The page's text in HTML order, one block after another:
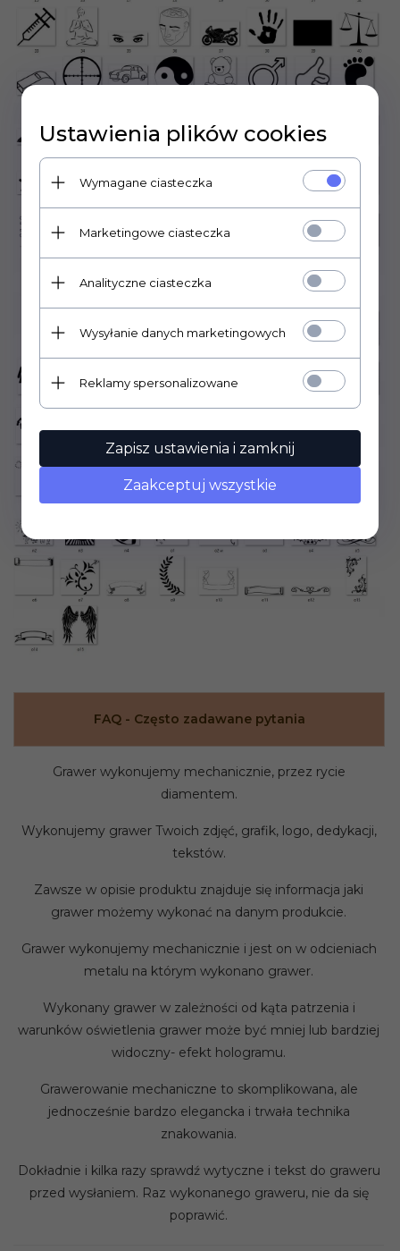
FAQ - Często zadawane pytania
Grawer wykonujemy mechanicznie, przez rycie
diamentem.
Wykonujemy grawer Twoich zdjęć, grafik, logo, dedykacji,
tekstów.
Zawsze w opisie produktu znajduje się informacja jaki
grawer możemy wykonać na danym produkcie.
Grawer wykonujemy mechanicznie i jest on w odcieniach
metalu na którym wykonano grawer.
Wykonany grawer w zależności od kąta patrzenia i
warunków oświetlenia grawer może być mniej lub bardziej
widoczny- efekt hologramu.
Grawerowanie mechaniczne to skomplikowana, ale
jednocześnie bardzo elegancka i trwała technika
znakowania.
Dokładnie i kilka razy sprawdź wytyczne i tekst do graweru
przed wysłaniem. Raz wykonanego graweru, nie da się
poprawić.
Ustawienia plików cookies
Wymagane ciasteczka
Marketingowe ciasteczka
Analityczne ciasteczka
Wysyłanie danych marketingowych
Reklamy spersonalizowane
Zapisz ustawienia i zamknij
Zaakceptuj wszystkie